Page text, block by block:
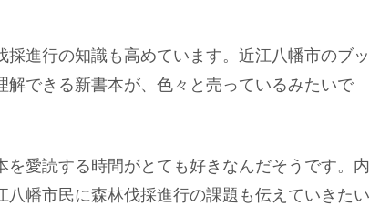
進行の知識も高めています。近江八幡市のブッ
できる新書本が、色々と売っているみたいで
愛読する時間がとても好きなんだそうです。内
幡市民に森林伐採進行の課題も伝えていきたい